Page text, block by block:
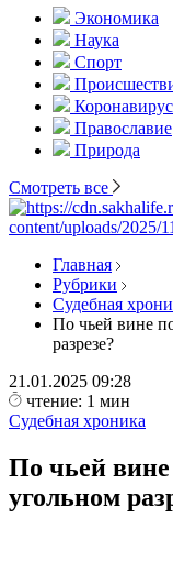
Экономика
Наука
Спорт
Коронавирус
Православие
Природа
Смотреть все
Главная
Рубрики
Судебная
По чьей вине
разрезе?
21.01.2025 09:28
чтение: 1 мин
Судебная хроника
По чьей вине
угольном